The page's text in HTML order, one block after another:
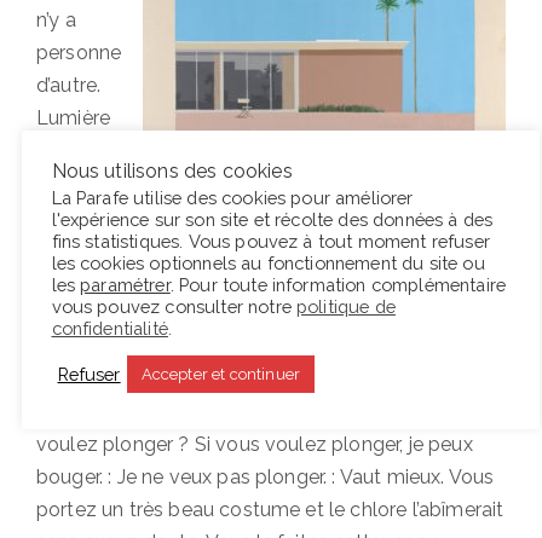
n’y a
personne
d’autre.
Lumière
te. Un
matelas
pneumati
que en
forme de
au bout du plongeoir, très haut. Ismail monte par
voulez plonger ? Si vous voulez plonger, je peux
bouger. : Je ne veux pas plonger. : Vaut mieux. Vous
portez un très beau costume et le chlore l’abîmerait
Nous utilisons des cookies
La Parafe utilise des cookies pour améliorer
l'expérience sur son site et récolte des données à des
fins statistiques. Vous pouvez à tout moment refuser
les cookies optionnels au fonctionnement du site ou
les paramétrer. Pour toute information complémentaire
vous pouvez consulter notre politique de
confidentialité.
Refuser Accepter et continuer